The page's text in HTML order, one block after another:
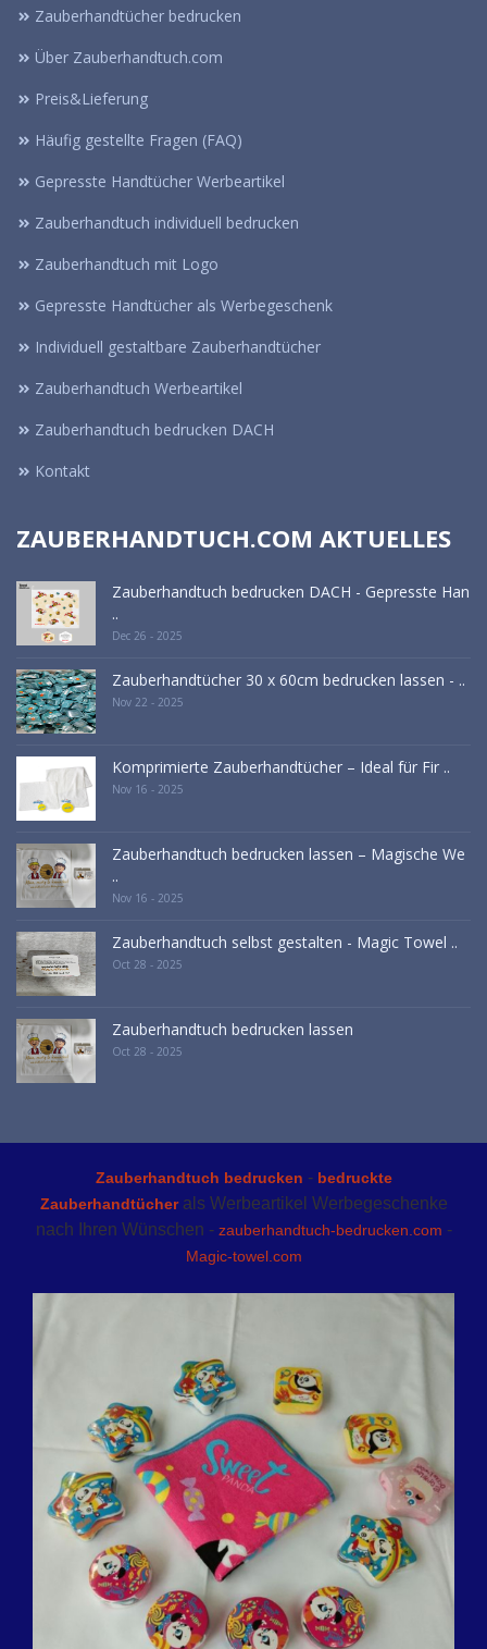
Zauberhandtücher bedrucken
Über Zauberhandtuch.com
Preis&Lieferung
Häufig gestellte Fragen (FAQ)
Gepresste Handtücher Werbeartikel
Zauberhandtuch individuell bedrucken
Zauberhandtuch mit Logo
Gepresste Handtücher als Werbegeschenk
Individuell gestaltbare Zauberhandtücher
Zauberhandtuch Werbeartikel
Zauberhandtuch bedrucken DACH
Kontakt
ZAUBERHANDTUCH.COM AKTUELLES
Zauberhandtuch bedrucken DACH - Gepresste Han
..
Dec 26 - 2025
Zauberhandtücher 30 x 60cm bedrucken lassen - ..
Nov 22 - 2025
Komprimierte Zauberhandtücher – Ideal für Fir ..
Nov 16 - 2025
Zauberhandtuch bedrucken lassen – Magische We
..
Nov 16 - 2025
Zauberhandtuch selbst gestalten - Magic Towel ..
Oct 28 - 2025
Zauberhandtuch bedrucken lassen
Oct 28 - 2025
Zauberhandtuch bedrucken - bedruckte
Zauberhandtücherals Werbeartikel Werbegeschenke
nach Ihren Wünschen - zauberhandtuch-bedrucken.com -
Magic-towel.com